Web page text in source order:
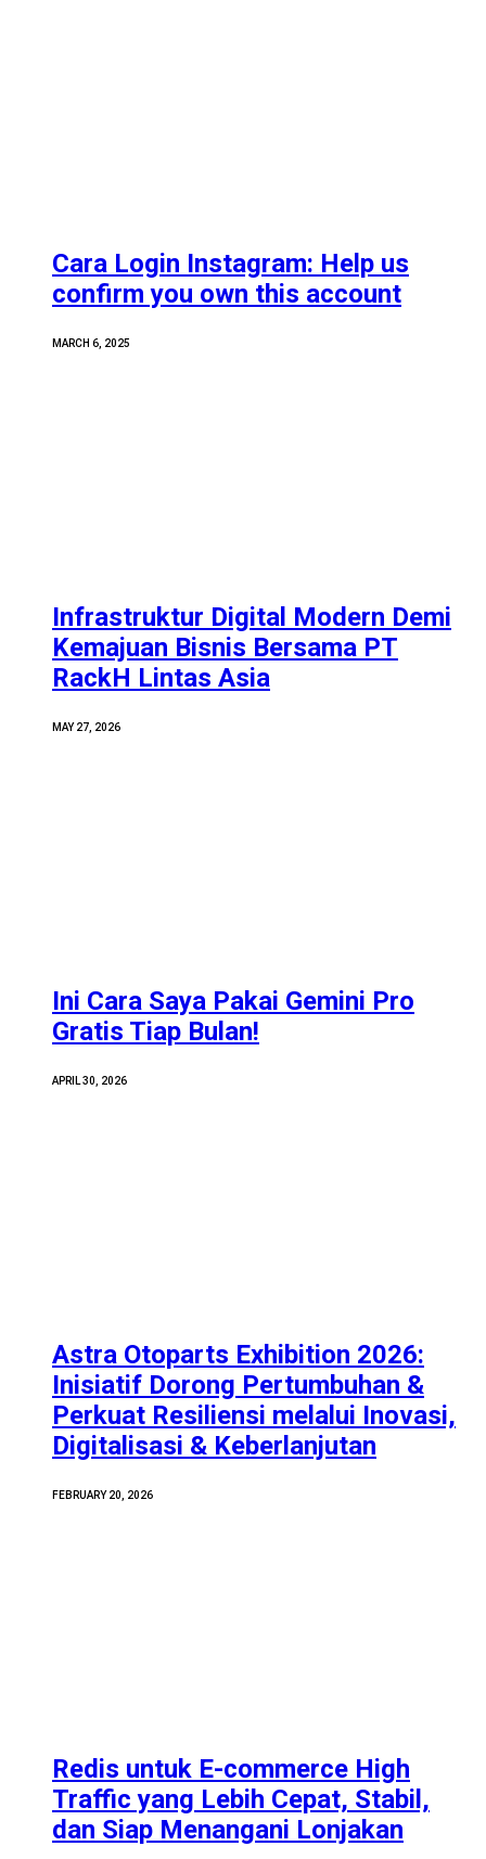
Cara Login Instagram: Help us
confirm you own this account
MARCH 6, 2025
Infrastruktur Digital Modern Demi
Kemajuan Bisnis Bersama PT
RackH Lintas Asia
MAY 27, 2026
Ini Cara Saya Pakai Gemini Pro
Gratis Tiap Bulan!
APRIL 30, 2026
Astra Otoparts Exhibition 2026:
Inisiatif Dorong Pertumbuhan &
Perkuat Resiliensi melalui Inovasi,
Digitalisasi & Keberlanjutan
FEBRUARY 20, 2026
Redis untuk E-commerce High
Traffic yang Lebih Cepat, Stabil,
dan Siap Menangani Lonjakan